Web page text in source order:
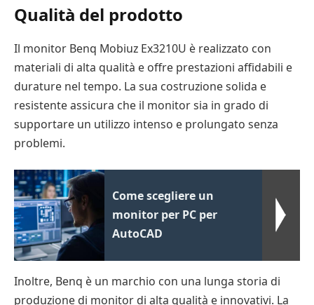
Qualità del prodotto
Il monitor Benq Mobiuz Ex3210U è realizzato con
materiali di alta qualità e offre prestazioni affidabili e
durature nel tempo. La sua costruzione solida e
resistente assicura che il monitor sia in grado di
supportare un utilizzo intenso e prolungato senza
problemi.
Come scegliere un
monitor per PC per
AutoCAD
Inoltre, Benq è un marchio con una lunga storia di
produzione di monitor di alta qualità e innovativi. La